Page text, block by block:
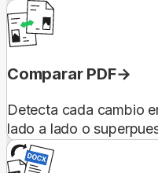
Comparar PDF
Detecta cada cambio
lado a lado o